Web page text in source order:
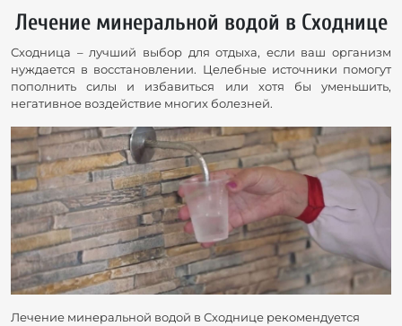
Лечение минеральной водой в Сходнице
Сходница – лучший выбор для отдыха, если ваш организм
нуждается в восстановлении. Целебные источники помогут
пополнить силы и избавиться или хотя бы уменьшить,
негативное воздействие многих болезней.
Лечение минеральной водой в Сходнице рекомендуется